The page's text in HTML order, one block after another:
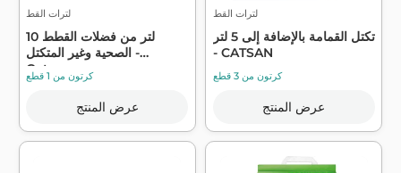
لترات القط
10 لتر من فضلات القطط
الصحية وغير المتكتل -
Catsanكرتون من 1 قطع
عرض المنتج
لترات القط
تكتل القمامة بالإضافة إلى 5 لتر
- CATSAN
كرتون من 3 قطع
عرض المنتج